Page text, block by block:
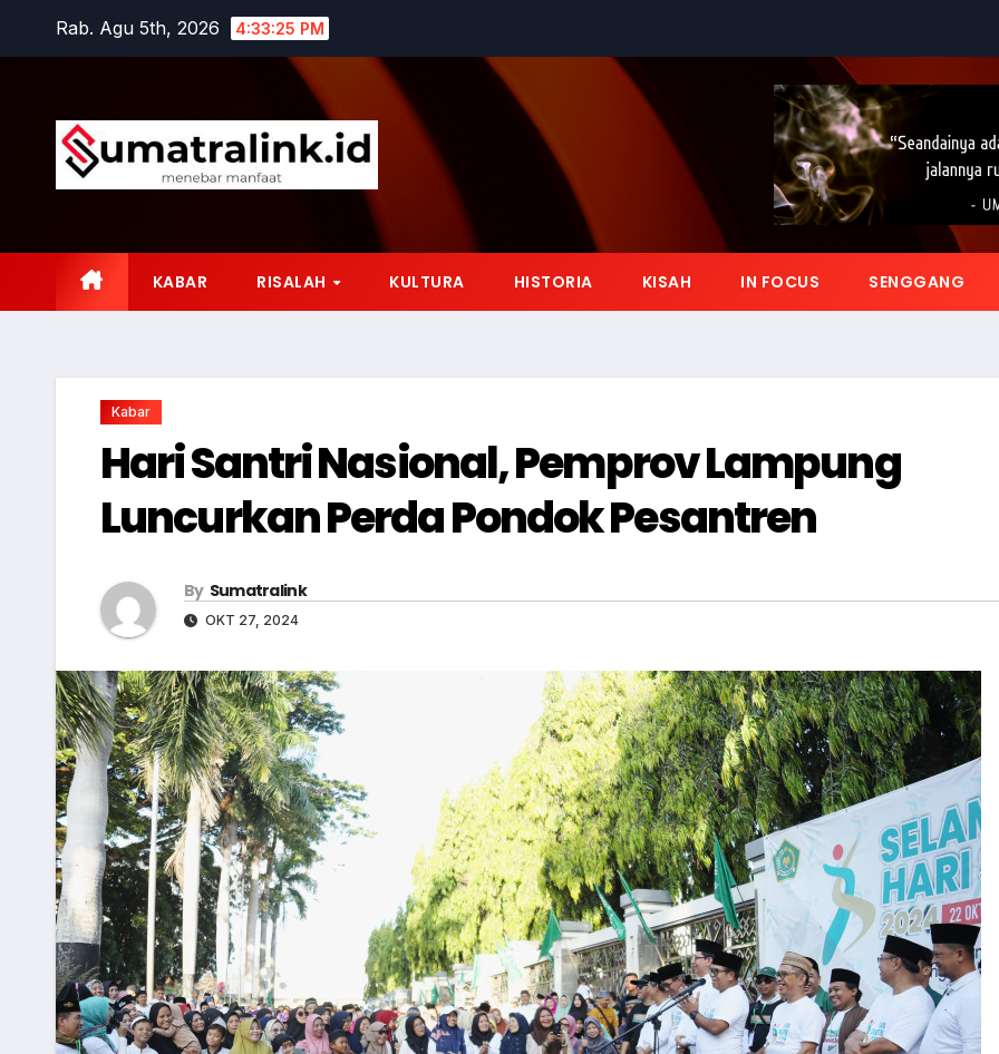
Rab. Agu 5th, 2026 4:33:26 PM
KABAR RISALAH KULTURA HISTORIA KISAH IN FOCUS SENGGANG
Kabar
Hari Santri Nasional, Pemprov Lampung
Luncurkan Perda Pondok Pesantren
By Sumatralink
OKT 27, 2024